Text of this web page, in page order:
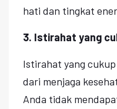
hati dan tingkat
3. Istirahat yang
Istirahat yang
dari menjaga
Anda tidak